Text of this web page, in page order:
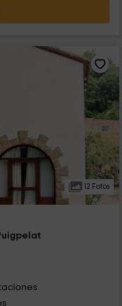
12 Fotos